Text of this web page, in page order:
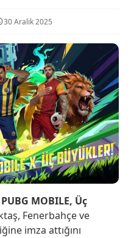
30 Aralık 2025
PUBG MOBILE, Üç
Fenerbahçe ve
imza attığını